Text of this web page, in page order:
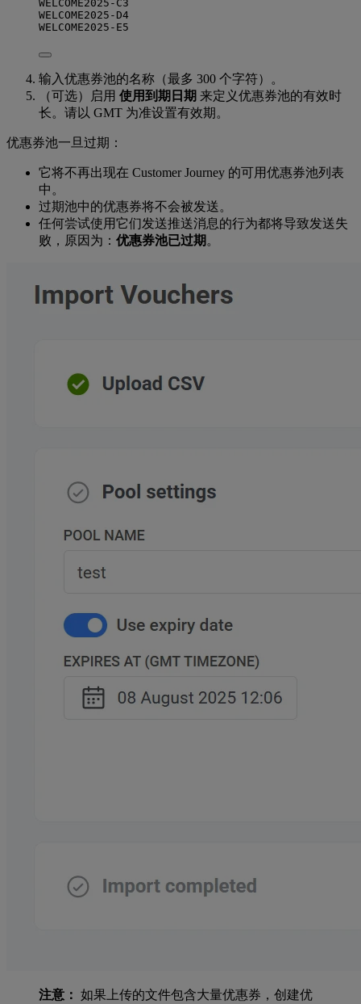
WELCOME2025-C3
WELCOME2025-D4
WELCOME2025-E5
输入优惠券池的名称（最多 300 个字符）。
（可选）启用 使用到期日期 来定义优惠券池的有效时
长。请以 GMT 为准设置有效期。
优惠券池一旦过期：
它将不再出现在 Customer Journey 的可用优惠券池列表
中。
过期池中的优惠券将不会被发送。
任何尝试使用它们发送推送消息的行为都将导致发送失
败，原因为： 优惠券池已过期 。
注意： 如果上传的文件包含大量优惠券，创建优